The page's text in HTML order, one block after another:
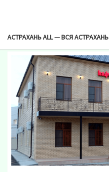
АСТРАХАНЬ ALL — ВСЯ
Метка:Белая